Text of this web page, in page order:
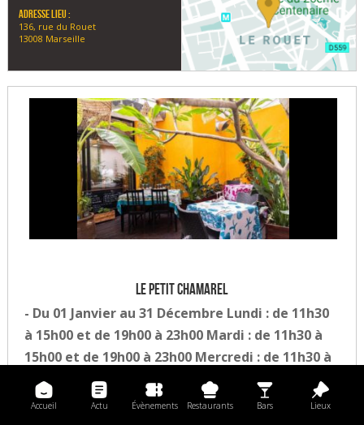
Adresse lieu :
136, rue du Rouet
13008 Marseille
Le Petit Chamarel
- Du 01 Janvier au 31 Décembre Lundi : de 11h30
à 15h00 et de 19h00 à 23h00 Mardi : de 11h30 à
15h00 et de 19h00 à 23h00 Mercredi : de 11h30 à
15h00 et de 19h30 à 23h00 Jeudi : de 11h30 à
15h00 et de 19h30 à 23h00 Vendredi : de 11h30 à
Accueil Actu Évènements Restaurants Bars Lieux